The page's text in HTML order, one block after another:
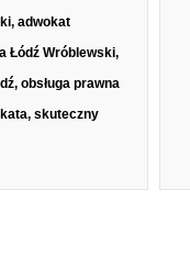
adwokat
Łódź Wróblewski,
obsługa prawna
skuteczny